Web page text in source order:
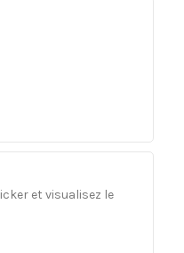
et visualisez le